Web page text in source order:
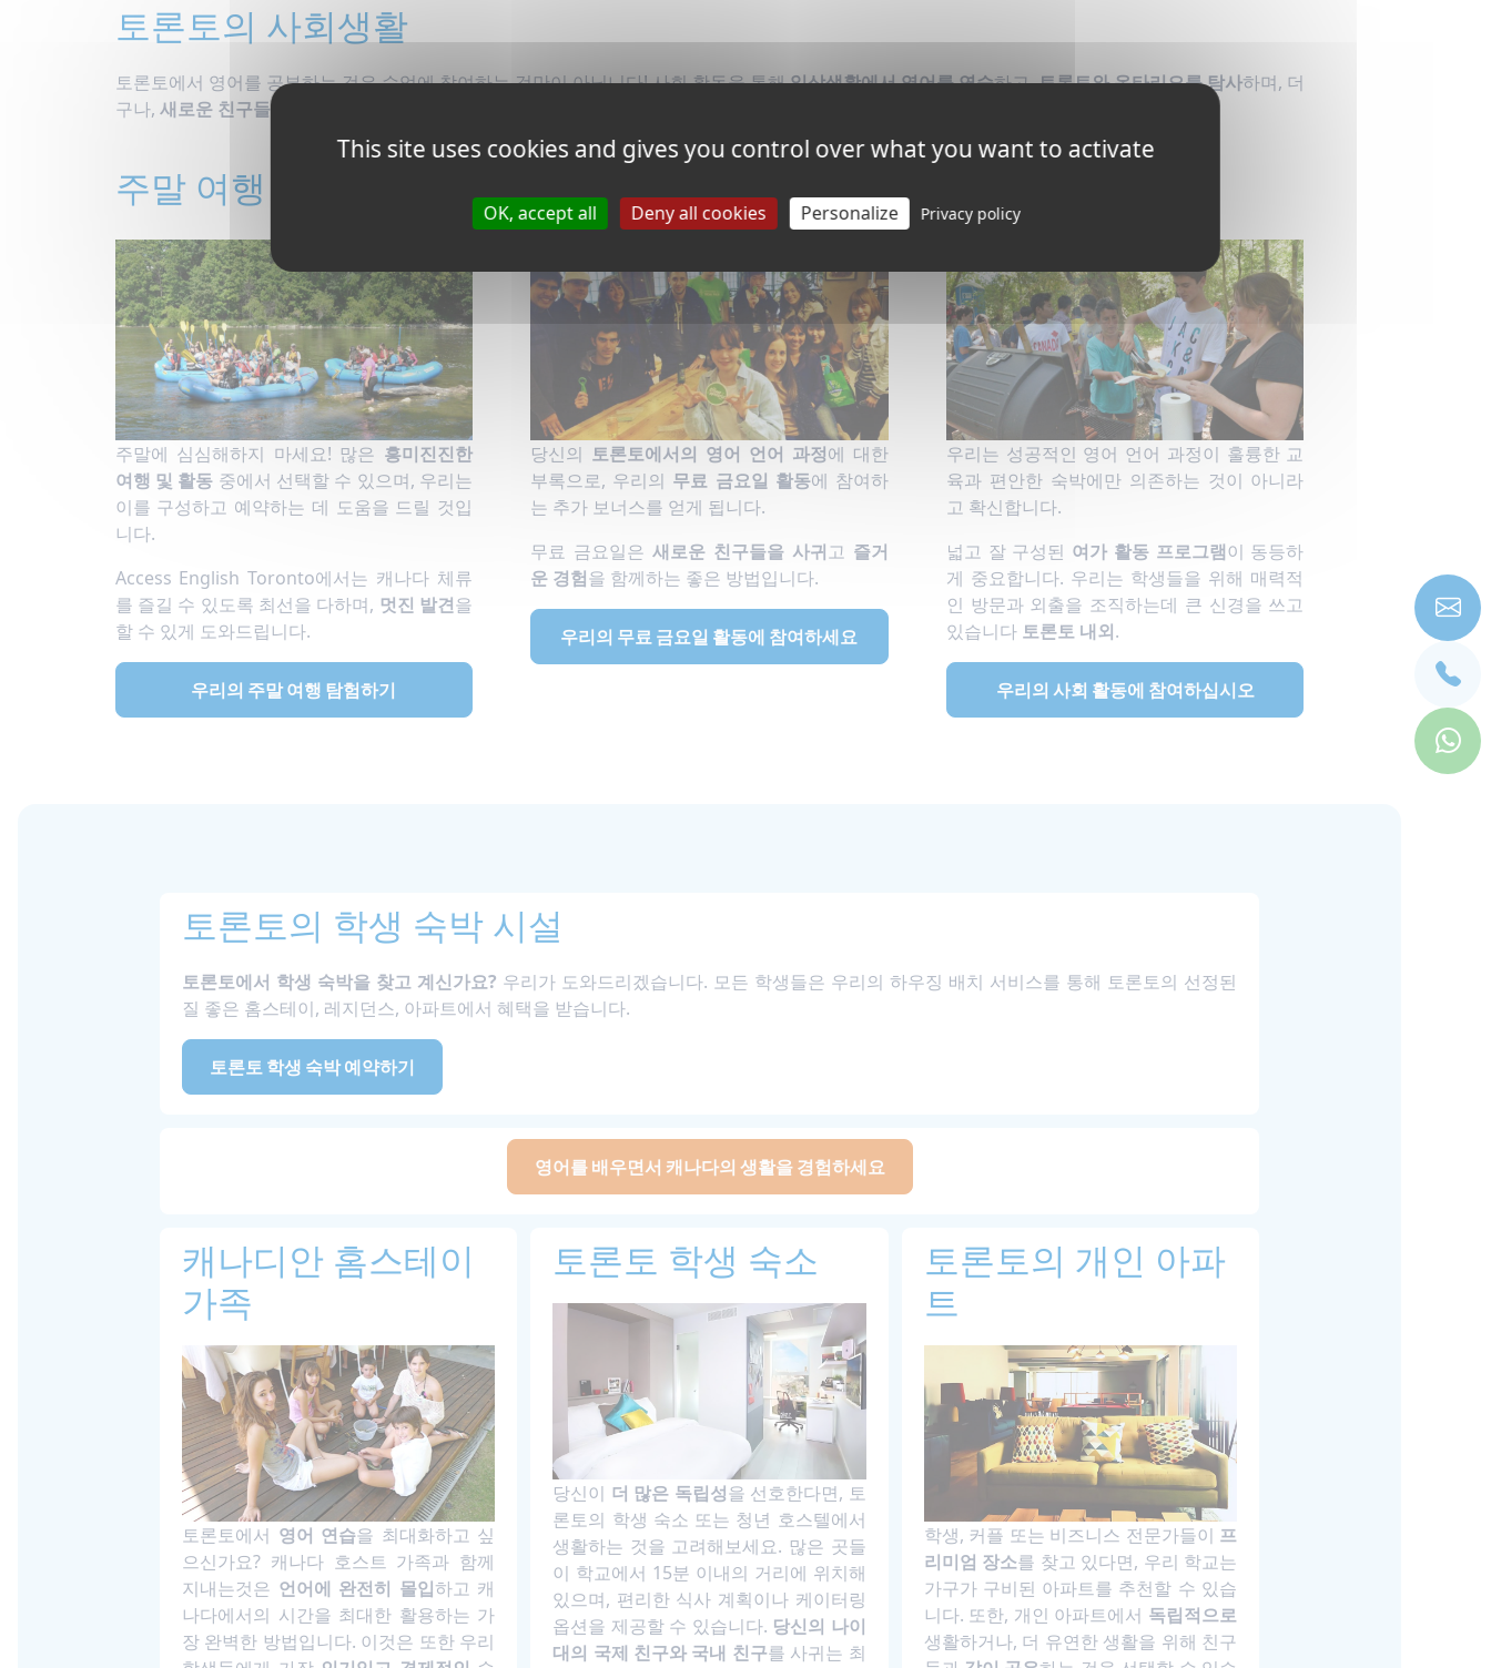
토론토의 사회생활
토론토에서 영어를 공부하는 것은 수업에 참여하는 것만이 아닙니다! 사회 활동을 통해일상생활에서 영어를 연습하고,토론토와 온타리오를 탐사하며, 더
구나, 새로운 친구들을 만나는
주말 여행
주말에 심심해하지 마세요! 많은 흥미진진한
여행 및 활동 중에서 선택할 수 있으며, 우리는
이를 구성하고 예약하는 데 도움을 드릴 것입
니다.
Access English Toronto에서는 캐나다 체류
를 즐길 수 있도록 최선을 다하며, 멋진 발견을
할 수 있게 도와드립니다.
우리의 주말 여행 탐험하기
무료 금요일
당신의 토론토에서의 영어 언어 과정에 대한
부록으로, 우리의 무료 금요일 활동에 참여하
는 추가 보너스를 얻게 됩니다.
무료 금요일은새로운 친구들을 사귀고 즐거
운 경험을 함께하는 좋은 방법입니다.
우리의 무료 금요일 활동에 참여하세요
우리는 성공적인 영어 언어 과정이 훌륭한 교
육과 편안한 숙박에만 의존하는 것이 아니라
고 확신합니다.
넓고 잘 구성된 여가 활동 프로그램이 동등하
게 중요합니다. 우리는 학생들을 위해 매력적
인 방문과 외출을 조직하는데 큰 신경을 쓰고
있습니다 토론토 내외.
우리의 사회 활동에 참여하십시오
토론토의 학생 숙박 시설
토론토에서 학생 숙박을 찾고 계신가요? 우리가 도와드리겠습니다. 모든 학생들은 우리의 하우징 배치 서비스를 통해 토론토의 선정된
질 좋은 홈스테이, 레지던스, 아파트에서 혜택을 받습니다.
토론토 학생 숙박 예약하기
영어를 배우면서 캐나다의 생활을 경험하세요
캐나디안 홈스테이
가족
토론토에서 영어 연습을 최대화하고 싶
으신가요? 캐나다 호스트 가족과 함께
지내는것은 언어에 완전히 몰입하고 캐
나다에서의 시간을 최대한 활용하는 가
장 완벽한 방법입니다. 이것은 또한 우리
토론토 학생 숙소
당신이 더 많은 독립성을 선호한다면, 토
론토의 학생 숙소 또는 청년 호스텔에서
생활하는 것을 고려해보세요. 많은 곳들
이 학교에서 15분 이내의 거리에 위치해
있으며, 편리한 식사 계획이나 케이터링
옵션을 제공할 수 있습니다. 당신의 나이
대의 국제 친구와 국내 친구를 사귀는 최
토론토의 개인 아파
트
학생, 커플 또는 비즈니스 전문가들이 프
리미엄 장소를 찾고 있다면, 우리 학교는
가구가 구비된 아파트를 추천할 수 있습
니다. 또한, 개인 아파트에서 독립적으로
생활하거나, 더 유연한 생활을 위해 친구
This site uses cookies and gives you control over what you want to activate
OK, accept all Deny all cookies Personalize Privacy policy